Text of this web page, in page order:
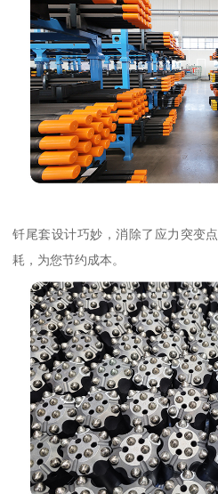
钎尾套设计巧妙，消除了应力突变
耗，为您节约成本。